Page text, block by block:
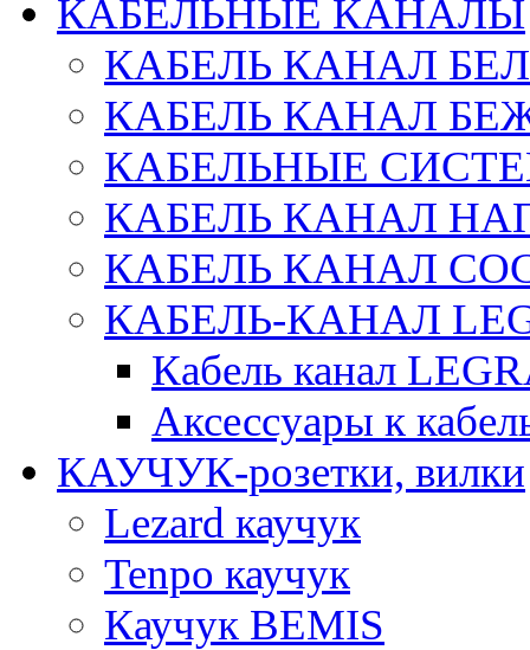
КАБЕЛЬНЫЕ КАНАЛЫ
КАБЕЛЬ КАНАЛ
КАБЕЛЬ КАНАЛ
КАБЕЛЬНЫЕ
КАБЕЛЬ КАНАЛ
КАБЕЛЬ КАНАЛ
КАБЕЛЬ-КАНАЛ
Кабель канал
Аксессуары к
КАУЧУК-розетки, вилки
Lezard каучук
Tenpo каучук
Каучук BEMIS